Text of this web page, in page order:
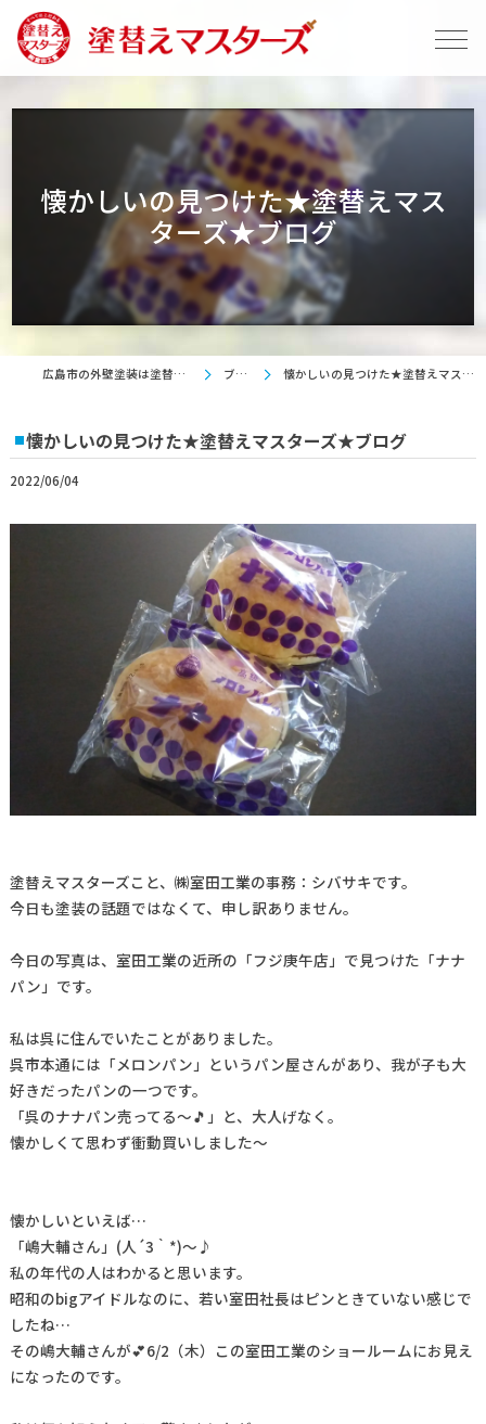
懐かしいの見つけた★塗替えマス
ターズ★ブログ
広島市の外壁塗装は塗替えマスターズ ブログ 懐かしいの見つけた★塗替えマスターズ★ブログ
懐かしいの見つけた★塗替えマスターズ★ブログ
2022/06/04
塗替えマスターズこと、㈱室田工業の事務：シバサキです。
今日も塗装の話題ではなくて、申し訳ありません。
今日の写真は、室田工業の近所の「フジ庚午店」で見つけた「ナナ
パン」です。
私は呉に住んでいたことがありました。
呉市本通には「メロンパン」というパン屋さんがあり、我が子も大
好きだったパンの一つです。
「呉のナナパン売ってる～🎵」と、大人げなく。
懐かしくて思わず衝動買いしました～
懐かしいといえば…
「嶋大輔さん」(人´3｀*)～♪
私の年代の人はわかると思います。
昭和のbigアイドルなのに、若い室田社長はピンときていない感じで
したね…
その嶋大輔さんが💕6/2（木）この室田工業のショールームにお見え
になったのです。